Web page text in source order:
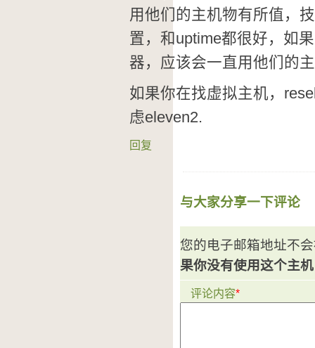
用他们的主机物有所值，
置，和uptime都很好，如
器，应该会一直用他们的
如果你在找虚拟主机，
虑eleven2.
回复
与大家分享一下评论
您的电子邮箱地址不
果你没有使用这个主
评论内容*